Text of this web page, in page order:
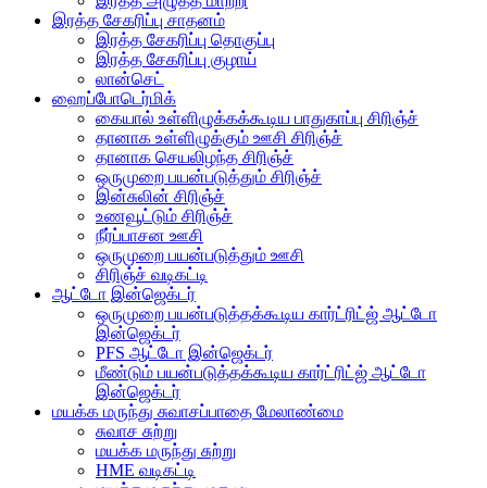
இரத்த சேகரிப்பு சாதனம்
இரத்த சேகரிப்பு தொகுப்பு
இரத்த சேகரிப்பு குழாய்
லான்செட்
ஹைப்போடெர்மிக்
கையால் உள்ளிழுக்கக்கூடிய பாதுகாப்பு சிரிஞ்ச்
தானாக உள்ளிழுக்கும் ஊசி சிரிஞ்ச்
தானாக செயலிழந்த சிரிஞ்ச்
ஒருமுறை பயன்படுத்தும் சிரிஞ்ச்
இன்சுலின் சிரிஞ்ச்
உணவூட்டும் சிரிஞ்ச்
நீர்ப்பாசன ஊசி
ஒருமுறை பயன்படுத்தும் ஊசி
சிரிஞ்ச் வடிகட்டி
ஆட்டோ இன்ஜெக்டர்
ஒருமுறை பயன்படுத்தக்கூடிய கார்ட்ரிட்ஜ் ஆட்டோ
இன்ஜெக்டர்
PFS ஆட்டோ இன்ஜெக்டர்
மீண்டும் பயன்படுத்தக்கூடிய கார்ட்ரிட்ஜ் ஆட்டோ
இன்ஜெக்டர்
மயக்க மருந்து சுவாசப்பாதை மேலாண்மை
சுவாச சுற்று
மயக்க மருந்து சுற்று
HME வடிகட்டி